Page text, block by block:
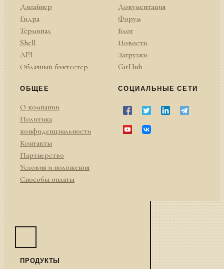
Дизайнер
Гидра
Терминал
Shell
API
Облачный бэктестер
Документация
Форум
Блог
Новости
Загрузки
GitHub
ОБЩЕЕ
О компании
Политика
конфиденциальности
Контакты
Партнерство
Условия и положения
Способы оплаты
СОЦИАЛЬНЫЕ СЕТИ
ПРОДУКТЫ